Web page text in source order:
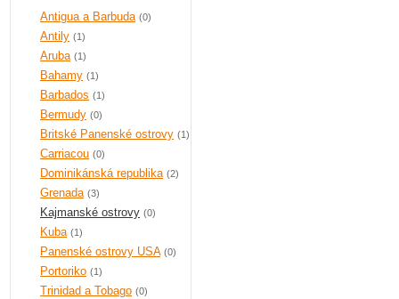
Antigua a Barbuda (0)
Antily (1)
Aruba (1)
Bahamy (1)
Barbados (1)
Bermudy (0)
Britské Panenské ostrovy (1)
Carriacou (0)
Dominikánská republika (2)
Grenada (3)
Kajmanské ostrovy (0)
Kuba (1)
Panenské ostrovy USA (0)
Portoriko (1)
Trinidad a Tobago (0)